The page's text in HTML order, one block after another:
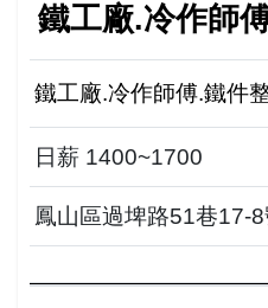
鐵工廠.冷作師
鐵工廠.冷作師傅.鐵件
日薪 1400~1700
鳳山區過埤路51巷17-8